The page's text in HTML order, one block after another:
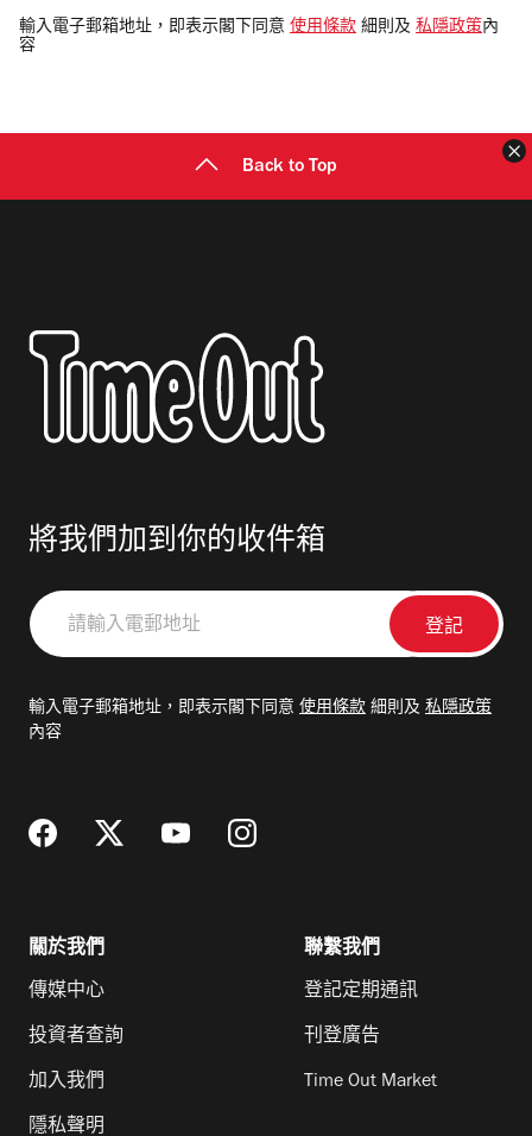
電
郵
輸入電子郵箱地址，即表示閣下同意 使用條款 細則及 私隱政策 內
容
Back to Top
將我們加到你的收件箱
請
輸
郵
輸入電子郵箱地址，即表示閣下同意 使用條款 細則及 私隱政策
內容
關於我們
傳媒中心
投資者查詢
加入我們
隱私聲明
聯繫我們
登記定期通訊
刊登廣告
Time Out Market